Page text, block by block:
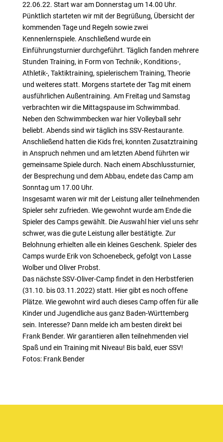
22.06.22. Start war am Donnerstag um 14.00 Uhr.
Pünktlich starteten wir mit der Begrüßung, Übersicht der
kommenden Tage und Regeln sowie zwei
Kennenlernspiele. Anschließend wurde ein
Einführungsturnier durchgeführt. Täglich fanden mehrere
Stunden Training, in Form von Technik-, Konditions-,
Athletik-, Taktiktraining, spielerischem Training, Theorie
und weiteres statt. Morgens startete der Tag mit einem
ausführlichen Außentraining. Am Freitag und Samstag
verbrachten wir die Mittagspause im Schwimmbad.
Neben den Schwimmbecken war hier Volleyball sehr
beliebt. Abends sind wir täglich ins SSV-Restaurante.
Anschließend hatten die Kids frei, konnten Zusatztraining
in Anspruch nehmen und am letzten Abend führten wir
gemeinsame Spiele durch. Nach einem Abschlussturnier,
der Besprechung und dem Abbau, endete das Camp am
Sonntag um 17.00 Uhr.
Insgesamt waren wir mit der Leistung aller teilnehmenden
Spieler sehr zufrieden. Wie gewohnt wurde am Ende die
Spieler des Camps gewählt. Die Auswahl hier viel uns sehr
schwer, was die gute Leistung aller bestätigte. Zur
Belohnung erhielten alle ein kleines Geschenk. Spieler des
Camps wurde Erik von Schoenebeck, gefolgt von Lasse
Wolber und Oliver Probst.
Das nächste SSV-Oliver-Camp findet in den Herbstferien
(31.10. bis 03.11.2022) statt. Hier gibt es noch offene
Plätze. Wie gewohnt wird auch dieses Camp offen für alle
Kinder und Jugendliche aus ganz Baden-Württemberg
sein. Interesse? Dann melde ich am besten direkt bei
Frank Bender. Wir garantieren allen teilnehmenden viel
Spaß und ein Training mit Niveau! Bis bald, euer SSV!
Fotos: Frank Bender